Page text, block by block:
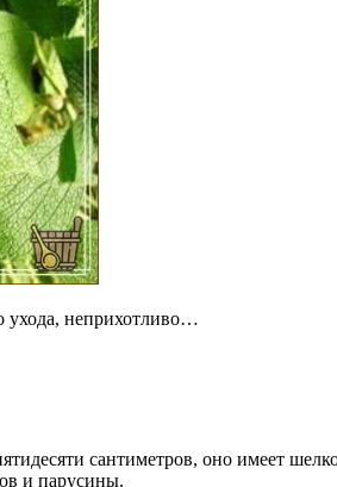
ухода, неприхотливо…
сантиметров, оно имеет
и парусины.